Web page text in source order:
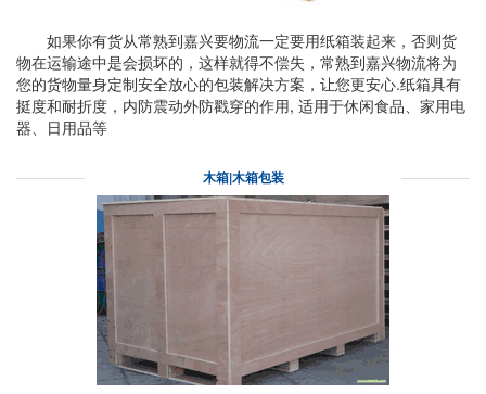
如果你有货从常熟到嘉兴要物流一定要用纸箱装起来，否则货
物在运输途中是会损坏的，这样就得不偿失，常熟到嘉兴物流将为
您的货物量身定制安全放心的包装解决方案，让您更安心.纸箱具有
挺度和耐折度，内防震动外防戳穿的作用, 适用于休闲食品、家用电
器、日用品等
木箱|木箱包装